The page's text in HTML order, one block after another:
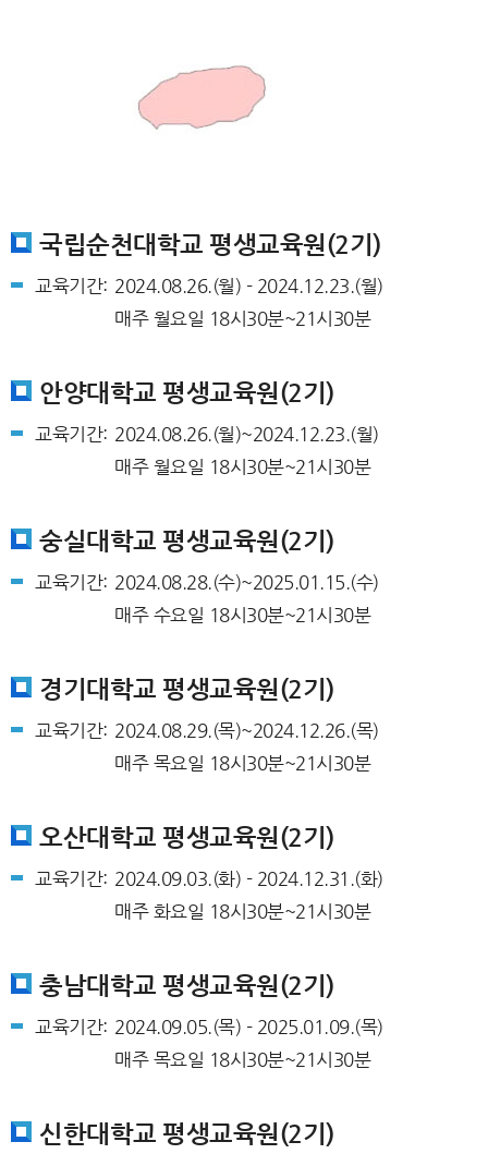
국립순천대학교 평생교육원(2기)
교육기간: 2024.08.26.(월) - 2024.12.23.(월)
매주 월요일 18시30분~21시30분
안양대학교 평생교육원(2기)
교육기간: 2024.08.26.(월)~2024.12.23.(월)
매주 월요일 18시30분~21시30분
숭실대학교 평생교육원(2기)
교육기간: 2024.08.28.(수)~2025.01.15.(수)
매주 수요일 18시30분~21시30분
경기대학교 평생교육원(2기)
교육기간: 2024.08.29.(목)~2024.12.26.(목)
매주 목요일 18시30분~21시30분
오산대학교 평생교육원(2기)
교육기간: 2024.09.03.(화) - 2024.12.31.(화)
매주 화요일 18시30분~21시30분
충남대학교 평생교육원(2기)
교육기간: 2024.09.05.(목) - 2025.01.09.(목)
매주 목요일 18시30분~21시30분
신한대학교 평생교육원(2기)